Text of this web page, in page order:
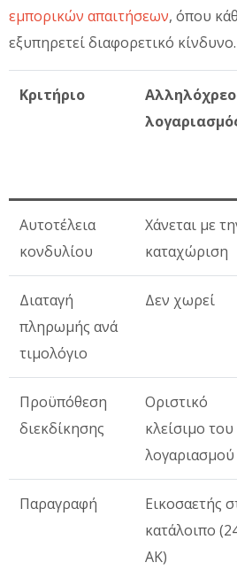
εμπορικών απαιτήσεων, όπου
εξυπηρετεί διαφορετικό κίνδυνο.
Κριτήριο
Αυτοτέλεια
κονδυλίου
Χάνεται με
καταχώριση
Διαταγή
πληρωμής ανά
τιμολόγιο
Δεν χωρεί
Προϋπόθεση
διεκδίκησης
Οριστικό
κλείσιμο του
λογαριασμού
Παραγραφή
Εικοσαετής
κατάλοιπο
ΑΚ)